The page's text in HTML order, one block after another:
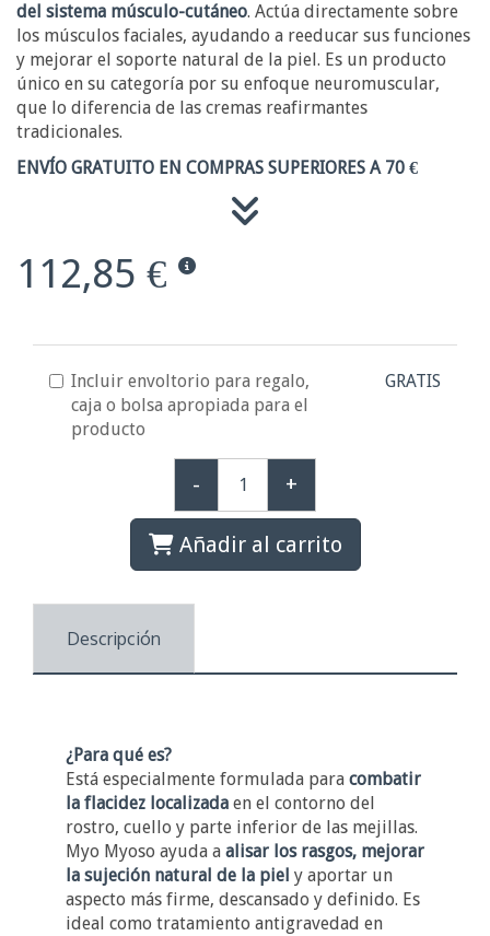
del sistema músculo-cutáneo. Actúa directamente sobre
los músculos faciales, ayudando a reeducar sus funciones
y mejorar el soporte natural de la piel. Es un producto
único en su categoría por su enfoque neuromuscular,
que lo diferencia de las cremas reafirmantes
tradicionales.
ENVÍO GRATUITO EN COMPRAS SUPERIORES A 70 €
112,85 €
Incluir envoltorio para regalo,
caja o bolsa apropiada para el
producto
GRATIS
- +
Añadir al carrito
Descripción
¿Para qué es?
Está especialmente formulada para combatir
la flacidez localizada en el contorno del
rostro, cuello y parte inferior de las mejillas.
Myo Myoso ayuda a alisar los rasgos, mejorar
la sujeción natural de la piel y aportar un
aspecto más firme, descansado y definido. Es
ideal como tratamiento antigravedad en